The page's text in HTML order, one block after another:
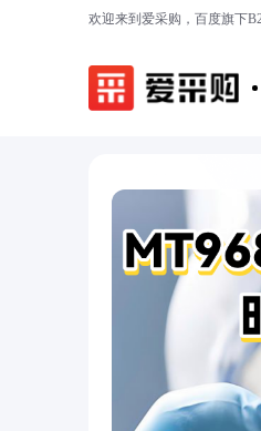
欢迎来到爱采购，百度旗下